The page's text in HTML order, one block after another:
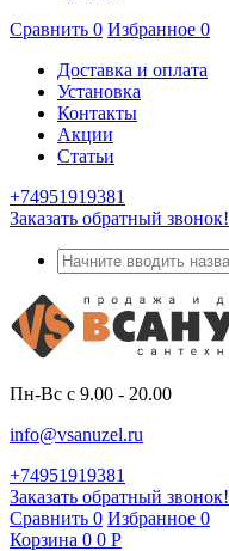
Сравнить 0 Избранное 0
Доставка и оплата
Установка
Контакты
Акции
Статьи
+74951919381
Заказать обратный звонок!
Пн-Вс с 9.00 - 20.00
info@vsanuzel.ru
+74951919381
Заказать обратный звонок!
Сравнить 0 Избранное 0
Корзина 0 0 Р